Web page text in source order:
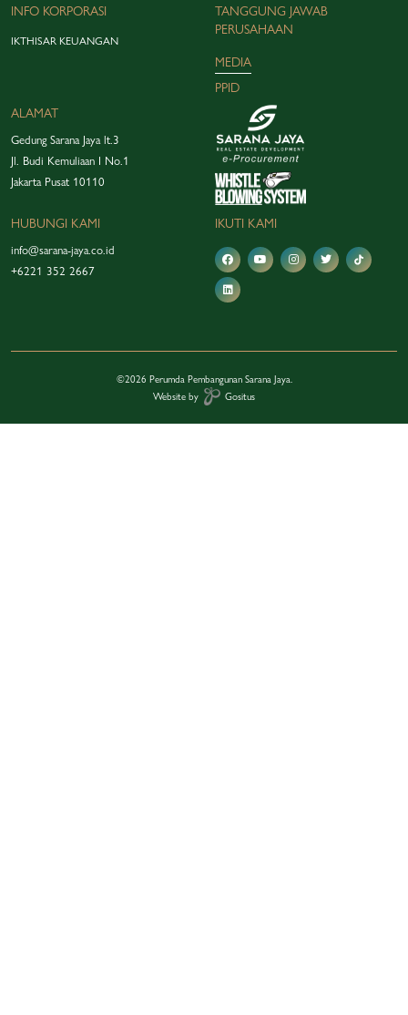
INFO KORPORASI
IKTHISAR KEUANGAN
TANGGUNG JAWAB
PERUSAHAAN
MEDIA
PPID
ALAMAT
Gedung Sarana Jaya lt.3
Jl. Budi Kemuliaan I No.1
Jakarta Pusat 10110
HUBUNGI KAMI
info@sarana-jaya.co.id
+6221 352 2667
IKUTI KAMI
©2026 Perumda Pembangunan Sarana Jaya.
Website by
Gositus